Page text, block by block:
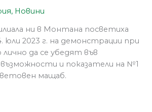
, Новини
ни в Монтана посветиха
юли 2023 г. на демонстрации при
да се убедят във
и показатели на №1
мащаб.